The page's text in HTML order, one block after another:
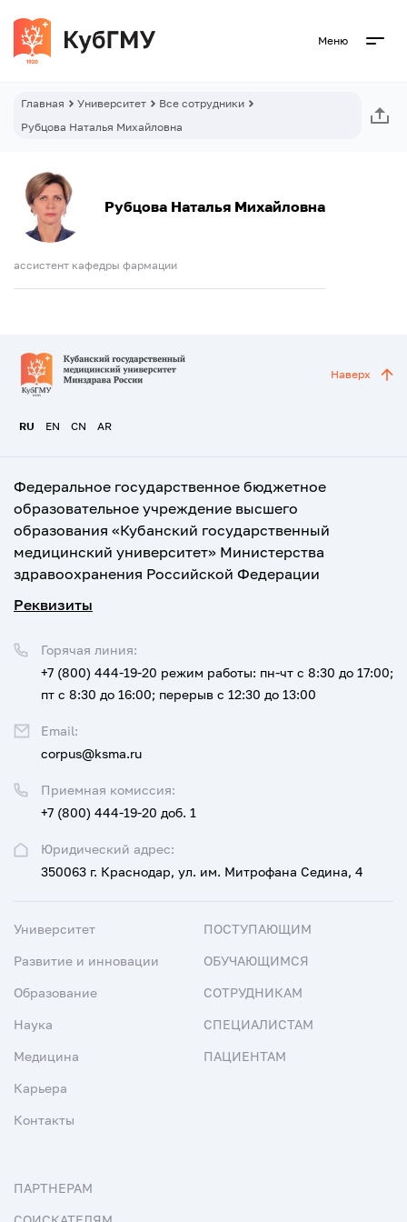
Меню
Главная Университет
Все сотрудники
Рубцова Наталья Михайловна
Рубцова Наталья Михайловна
ассистент кафедры фармации
RU EN CN AR
Наверх
Федеральное государственное бюджетное
образовательное учреждение высшего
образования «Кубанский государственный
медицинский университет» Министерства
здравоохранения Российской Федерации
Реквизиты
Юридический адрес:
350063 г. Краснодар, ул. им. Митрофана Седина, 4
Приемная комиссия:
+7 (800) 444-19-20 доб. 1
Горячая линия:
+7 (800) 444-19-20 режим работы: пн-чт с 8:30 до 17:00;
пт с 8:30 до 16:00; перерыв с 12:30 до 13:00
Email:
corpus@ksma.ru
Университет
Развитие и инновации
Образование
Наука
Медицина
Карьера
Контакты
ПОСТУПАЮЩИМ
ОБУЧАЮЩИМСЯ
СОТРУДНИКАМ
СПЕЦИАЛИСТАМ
ПАЦИЕНТАМ
ПАРТНЕРАМ